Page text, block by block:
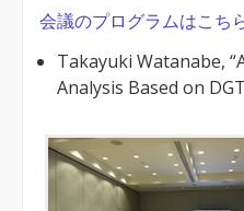
の
発
表
会議のプログラムはこち
Takayuki Watanabe,
Analysis Based on